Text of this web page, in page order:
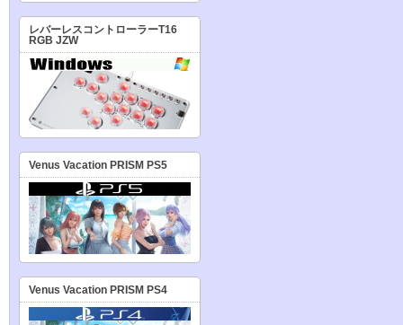
レバーレスコントローラーT16
RGB JZW
Venus Vacation PRISM PS5
Venus Vacation PRISM PS4